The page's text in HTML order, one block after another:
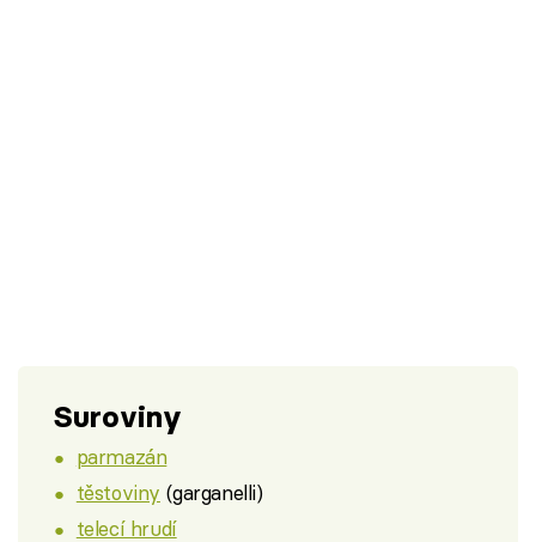
Suroviny
parmazán
těstoviny (garganelli)
telecí hrudí